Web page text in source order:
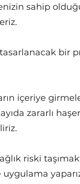
sahip
bir
içeriye
zararlı
riski
uygulama